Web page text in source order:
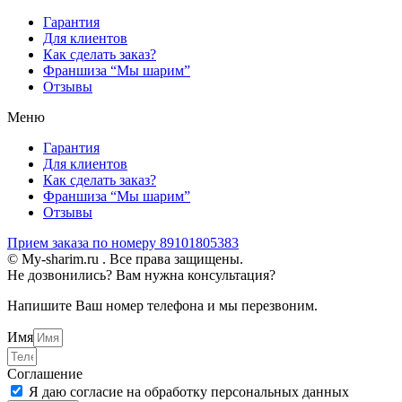
Гарантия
Для клиентов
Как сделать заказ?
Франшиза “Мы шарим”
Отзывы
Меню
Гарантия
Для клиентов
Как сделать заказ?
Франшиза “Мы шарим”
Отзывы
Прием заказа по номеру 89101805383
© My-sharim.ru . Все права защищены.
Не дозвонились? Вам нужна консультация?
Напишите Ваш номер телефона и мы перезвоним.
Имя
Соглашение
Я даю согласие на обработку персональных данных